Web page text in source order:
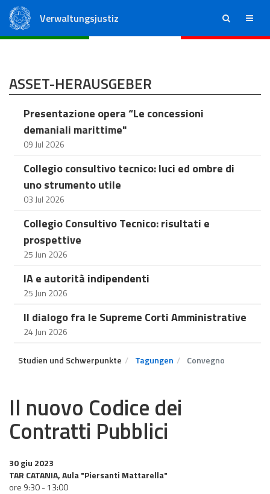
Verwaltungsjustiz ricerca menu
ASSET-HERAUSGEBER
Presentazione opera “Le concessioni
demaniali marittime"
09 Jul 2026
Collegio consultivo tecnico: luci ed ombre di
uno strumento utile
03 Jul 2026
Collegio Consultivo Tecnico: risultati e
prospettive
25 Jun 2026
IA e autorità indipendenti
25 Jun 2026
Il dialogo fra le Supreme Corti Amministrative
24 Jun 2026
Studien und Schwerpunkte Tagungen Convegno
Il nuovo Codice dei
Contratti Pubblici
30 giu 2023
TAR CATANIA, Aula "Piersanti Mattarella"
ore 9:30 - 13:00